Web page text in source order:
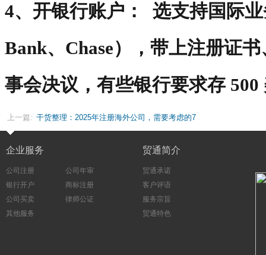
4、开银行账户： 选支持国际
Bank、Chase），带上注册证
事会决议，有些银行要求存
上一篇: 干货整理：2025年注册海外公司，需要考虑的7
个关键点！
企业服务
公司注册
公司年审
银行开户
商标注册
公司买卖
律师公证
其他服务
贸通简介
贸通承诺
客户评语
服务宗旨
贸通特色